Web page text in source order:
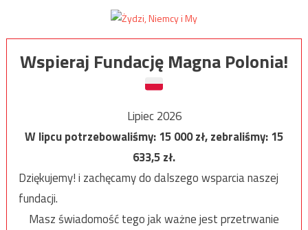
Wspieraj Fundację Magna Polonia!
Lipiec 2026
W lipcu potrzebowaliśmy:15 000zł, zebraliśmy:15
633,5zł.
Dziękujemy! i zachęcamy do dalszego wsparcia naszej
fundacji.
Masz świadomość tego jak ważne jest przetrwanie